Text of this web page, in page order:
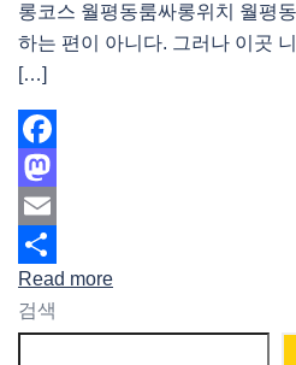
롱코스 월평동룸싸롱위치 월평
하는 편이 아니다. 그러나 이곳
[…]
Facebook
Mastodon
Email
Share
Read more
검색